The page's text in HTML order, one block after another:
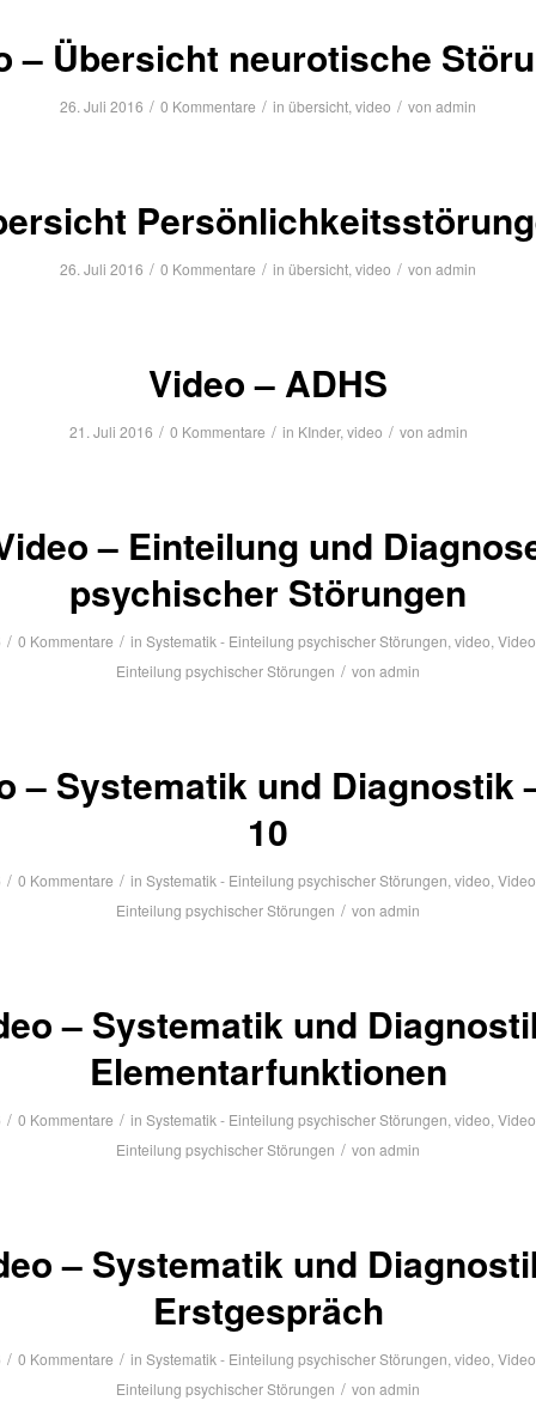
– Übersicht neurotische
26. Juli 2016 / 0 Kommentare / in übersicht, video / von admin
26. Juli 2016 / 0 Kommentare / in übersicht, video / von admin
Video – ADHS
21. Juli 2016 / 0 Kommentare / in KInder, video / von admin
– Einteilung und
psychischer Störungen
/ 0 Kommentare / in Systematik - Einteilung psychischer Störungen, video,
Einteilung psychischer Störungen / von admin
– Systematik und Diagnostik
10
/ 0 Kommentare / in Systematik - Einteilung psychischer Störungen, video,
Einteilung psychischer Störungen / von admin
– Systematik und
Elementarfunktionen
/ 0 Kommentare / in Systematik - Einteilung psychischer Störungen, video,
Einteilung psychischer Störungen / von admin
– Systematik und
Erstgespräch
/ 0 Kommentare / in Systematik - Einteilung psychischer Störungen, video,
Einteilung psychischer Störungen / von admin